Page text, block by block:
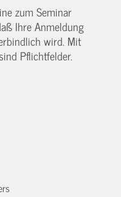
zum Seminar
Ihre Anmeldung
wird. Mit
Pflichtfelder.